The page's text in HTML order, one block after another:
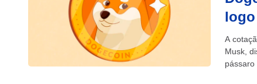
A
Musk,
pássaro